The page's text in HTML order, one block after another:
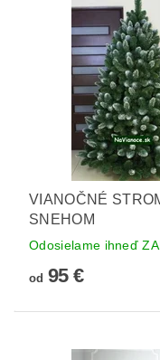
VIANOČNÉ
SNEHOM
Odosielame ihneď
od 95 €